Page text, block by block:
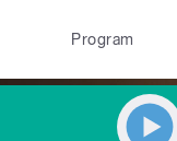
Program